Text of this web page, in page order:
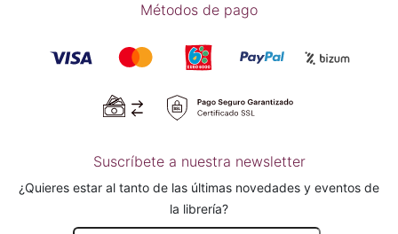
Métodos de pago
Suscríbete a nuestra newsletter
¿Quieres estar al tanto de las últimas novedades y eventos de
la librería?